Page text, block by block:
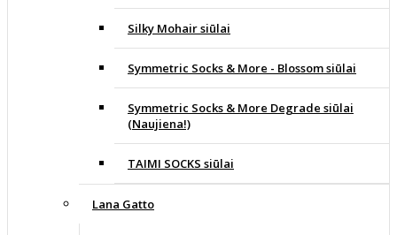
Silky Mohair siūlai
Symmetric Socks & More - Blossom siūlai
Symmetric Socks & More Degrade siūlai
(Naujiena!)
TAIMI SOCKS siūlai
Lana Gatto